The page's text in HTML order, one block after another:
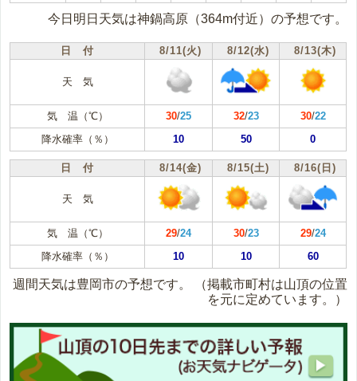
今日明日天気は神鍋高原（364m付近）の予想です。
日 付 8/11(火) 8/12(水) 8/13(木)
天 気
気 温（℃） 30/25 32/23 30/22
降水確率（％）
10 50 0
日 付 8/14(金) 8/15(土) 8/16(日)
天 気
気 温（℃） 29/24 30/23 29/24
降水確率（％）
10 10 60
週間天気は豊岡市の予想です。
（掲載市町村は山頂の位置
を元に定めています。）